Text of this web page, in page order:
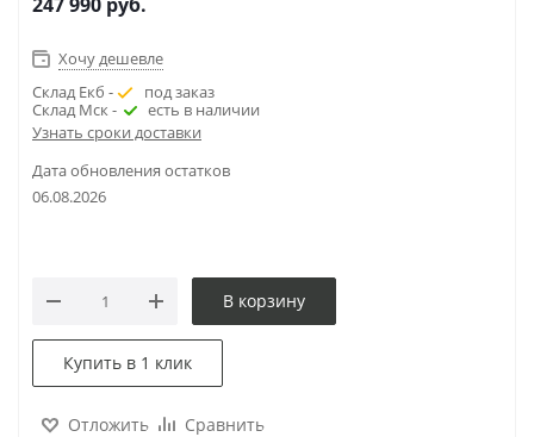
Хочу дешевле
Склад Екб -
под заказ
Склад Мск -
есть в наличии
Узнать сроки доставки
Дата обновления остатков
06.08.2026
В корзину
Купить в 1 клик
Отложить Сравнить